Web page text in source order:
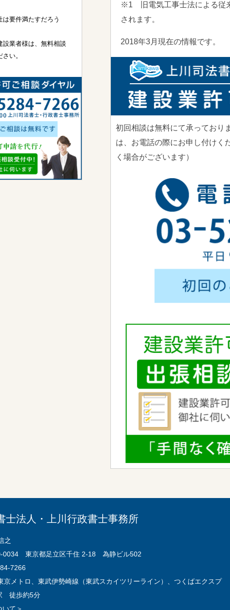
※1 旧電気工事士法による従
されます。
2018年3月現在の情報です。
初回相談は無料にて承っており
は、お電話の際にお申し付けく
く場合がございます）
は要件満たすだろう
設業者様は、無料相談
い。
士法人・上川行政書士事務所
之
0034 東京都足立区千住 2-18 為静ビル502
7266
京メトロ、東武伊勢崎線（東武スカイツリーライン）、つくばエクスプ
徒歩約5分
いて＞